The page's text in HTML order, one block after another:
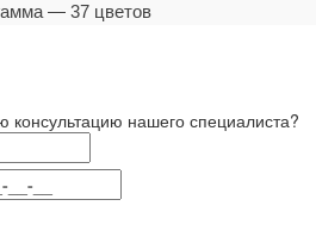
— 37 цветов
консультацию нашего специалиста?